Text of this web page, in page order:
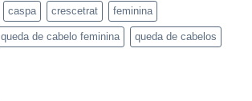
caspa crescetrat feminina
queda de cabelo feminina queda de cabelos